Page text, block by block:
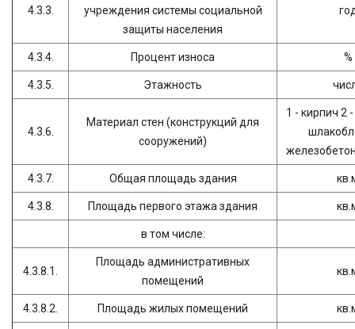
4.3.3.
учреждения системы социальной
защиты населения
4.3.4. Процент износа %
4.3.5. Этажность
4.3.6.
Материал стен (конструкций для
сооружений)
1 - кирпич 2
4.3.7. Общая площадь здания
4.3.8. Площадь первого этажа здания
в том числе:
4.3.8.1.
Площадь административных
помещений
4.3.8.2. Площадь жилых помещений